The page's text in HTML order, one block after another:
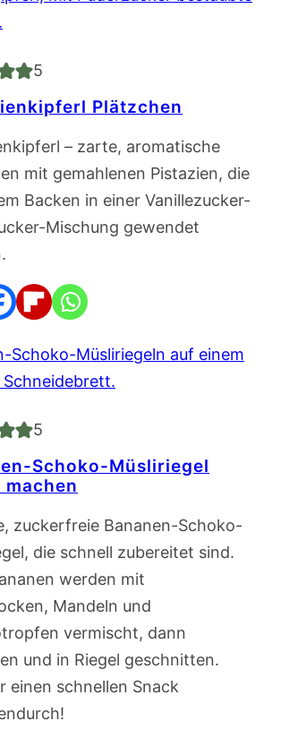
5
Plätzchen
– zarte, aromatische
mit gemahlenen Pistazien, die
Backen in einer Vanillezucker-
Mischung gewendet
5
Schoko-Müsliriegel
machen
zuckerfreie Bananen-Schoko-
die schnell zubereitet sind.
werden mit
Mandeln und
vermischt, dann
und in Riegel geschnitten.
einen schnellen Snack